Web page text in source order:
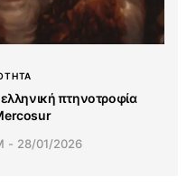
πτηνοτροφία
28/01/2026